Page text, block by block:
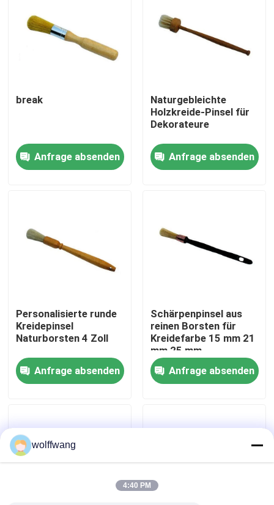
Startseite
Über uns
Kontakt
Nachrichten
Hauspinsel
break
Anfrage absenden
Naturgebleichte
Holzkreide-Pinsel für
Dekorateure
Anfrage absenden
Personalisierte runde
Kreidepinsel
Naturborsten 4 Zoll
Anfrage absenden
Schärpenpinsel aus
reinen Borsten für
Kreidefarbe 15 mm 21
mm 25 mm
Anfrage absenden
wolffwang
4:40 PM